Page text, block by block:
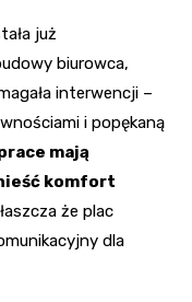
już
biurowca,
interwencji –
i popękaną
mają
komfort
że plac
dla